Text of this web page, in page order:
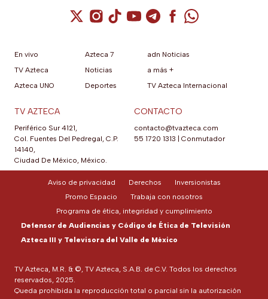
Cuenta de X / Twitter (se abre en una
Cuenta de Instagram (se abre en una
Cuenta de TikTok (se abre en
Cuenta de YouTube (se abre
Cuenta de Telegram (se
Cuenta de
Cuenta de
En vivo
TV Azteca
Azteca UNO
Azteca 7
Noticias
Deportes
adn Noticias
a más +
TV Azteca Internacional
TV AZTECA
Periférico Sur 4121,
Col. Fuentes Del Pedregal, C.P.
14140,
Ciudad De México, México.
CONTACTO
contacto@tvazteca.com
55 1720 1313
Conmutador
TV Azteca, M.R. & ©, TV Azteca, S.A.B. de C.V. Todos los derechos
reservados, 2025.
Queda prohibida la reproducción total o parcial sin la autorización
Aviso de privacidad Derechos
Inversionistas
Promo Espacio
Trabaja con nosotros
Programa de ética, integridad y cumplimiento
Defensor de Audiencias y Código de Ética de Televisión
Azteca III y Televisora del Valle de México